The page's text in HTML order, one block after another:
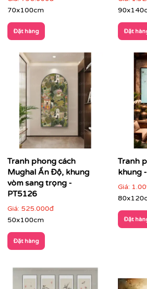
Nhà hàng – khách sạn – resort
không gian, tạo dấu ấn thẩm mỹ
Printek, mỗi bức tranh Indochine
70x100cm
Đặt hàng Đặt
Tranh phong cách
Mughal Ấn Độ, khung
vòm sang trọng -
PT5126
Giá: 525.000đ
50x100cm
Đặt hàng
Tranh
khung
Giá:
Đặt